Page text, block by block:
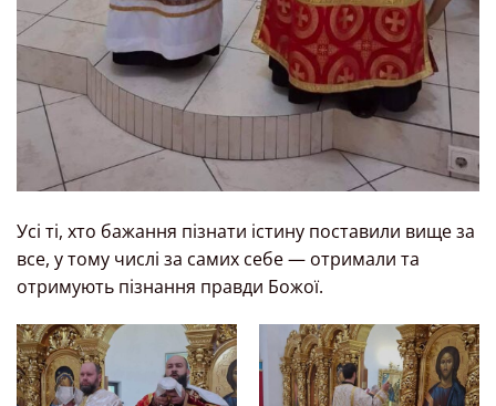
Усі ті, хто бажання пізнати істину поставили вище за
все, у тому числі за самих себе — отримали та
отримують пізнання правди Божої.